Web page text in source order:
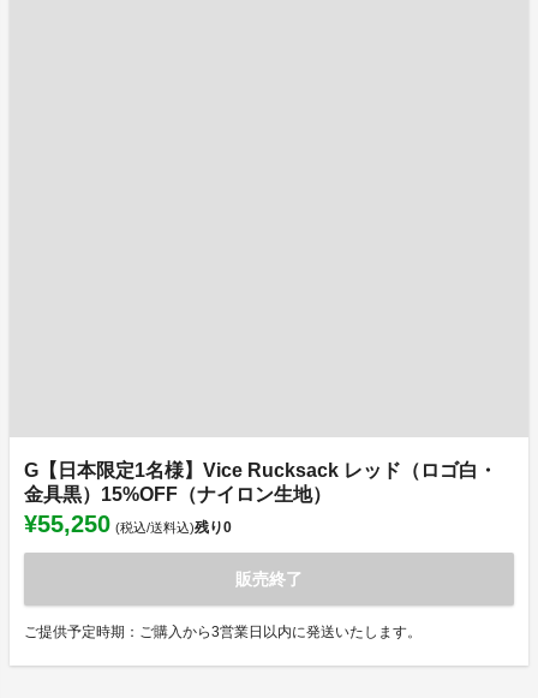
G【日本限定1名様】Vice Rucksack レッド（ロゴ白・
金具黒）15%OFF（ナイロン生地）
¥55,250 (税込/送料込)残り0
販売終了
ご提供予定時期：ご購入から3営業日以内に発送いたします。